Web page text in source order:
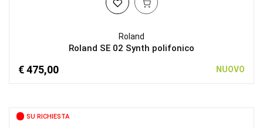
Roland
Roland SE 02 Synth polifonico
€ 475,00 NUOVO
SU RICHIESTA